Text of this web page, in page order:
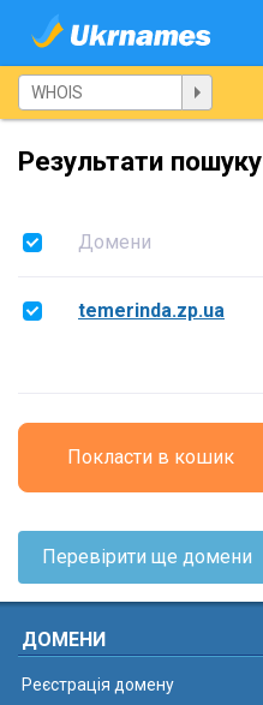
Результати пошуку
Домени
temerinda.zp.ua
Покласти в кошик
Перевірити ще домени
ДОМЕНИ
Реєстрація домену